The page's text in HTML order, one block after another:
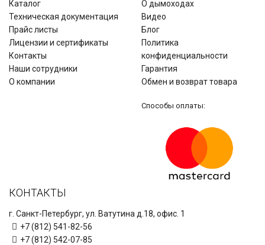
Каталог
Техническая документация
Прайс листы
Лицензии и сертификаты
Контакты
Наши сотрудники
О компании
О дымоходах
Видео
Блог
Политика
конфиденциальности
Гарантия
Обмен и возврат товара
Способы оплаты:
КОНТАКТЫ
г. Санкт-Петербург, ул. Ватутина д.18, офис. 1
+7 (812) 541-82-56
+7 (812) 542-07-85